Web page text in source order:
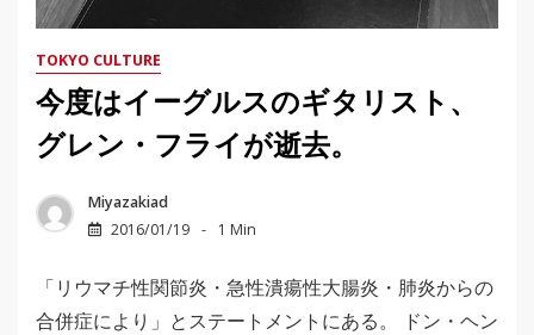
TOKYO CULTURE
今度はイーグルスのギタリスト、
グレン・フライが逝去。
Miyazakiad
2016/01/19
1 Min
「リウマチ性関節炎・急性潰瘍性大腸炎・肺炎からの
合併症により」とステートメントにある。 ドン・ヘン